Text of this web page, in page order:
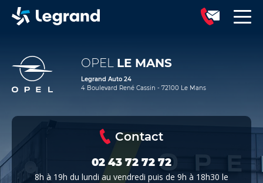
OPEL LE MANS
Legrand Auto 24
4 Boulevard René Cassin - 72100 Le Mans
Contact
02 43 72 72 72
8h à 19h du lundi au vendredi puis de 9h à 18h30 le